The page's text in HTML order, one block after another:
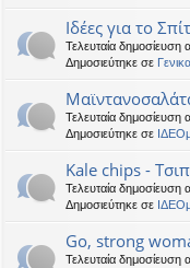
Ιδέες για το
Τελευταία δημοσίευση
Δημοσιεύτηκε σε
Τελευταία δημοσίευση
Δημοσιεύτηκε σε
Kale chips -
Τελευταία δημοσίευση
Δημοσιεύτηκε σε
Go, strong
Τελευταία δημοσίευση